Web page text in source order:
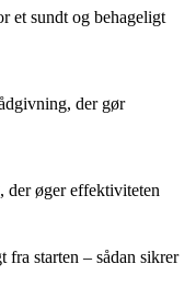
et sundt og behageligt
der gør
der øger effektiviteten
fra starten – sådan sikrer